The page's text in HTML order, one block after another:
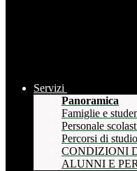
Servizi
Panoramica
Famiglie e
Personale
Percorsi di studio
CONDIZIONI
ALUNNI E